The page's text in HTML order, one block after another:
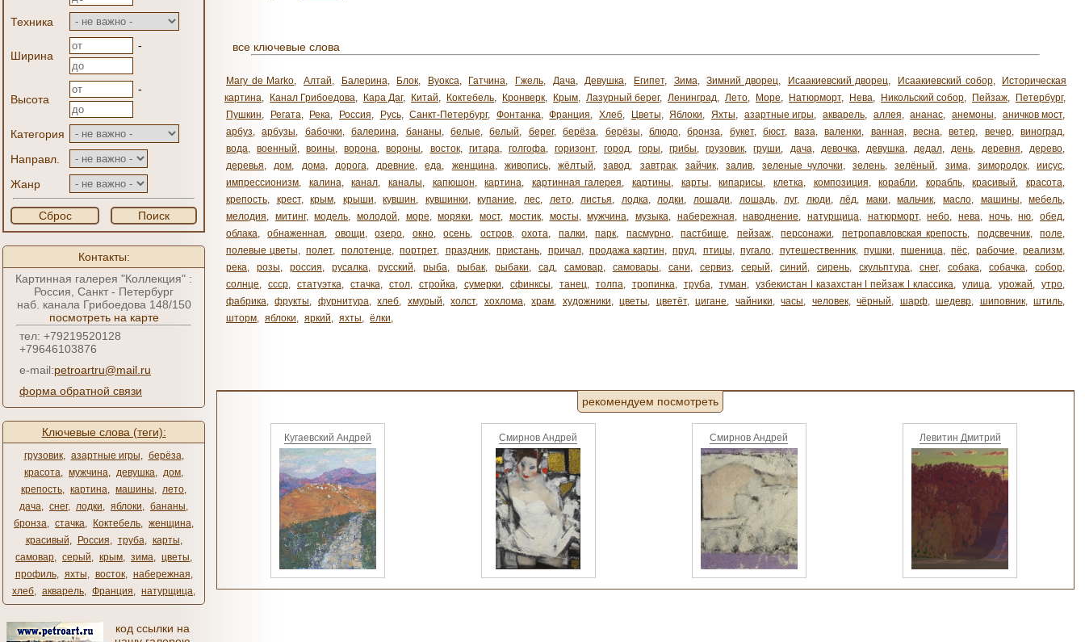
Техника
Ширина
-
Высота
-
Категория
Направл.
Жанр
Сброс Поиск
Контакты:
Картинная галерея "Коллекция" :
Россия, Санкт - Петербург
наб. канала Грибоедова 148/150
посмотреть на карте
тел: +79219520128
+79646103876
e-mail:petroartru@mail.ru
форма обратной связи
Ключевые слова (теги):
грузовик, азартные игры, берёза,
красота, мужчина, девушка, дом,
крепость, картина, машины, лето,
дача, снег, лодки, яблоки, бананы,
бронза, стачка, Коктебель, женщина,
красивый, Россия, труба, карты,
самовар, серый, крым, зима, цветы,
профиль, яхты, восток, набережная,
хлеб, акварель, Франция, натурщица,
код ссылки на
все ключевые слова
Mary de Marko, Алтай, Балерина, Блок, Вуокса, Гатчина, Гжель, Дача, Девушка, Египет, Зима, Зимний дворец, Исаакиевский дворец, Исаакиевский собор,
Историческая
картина, Канал Грибоедова, Кара Даг, Китай, Коктебель, Кронверк, Крым, Лазурный берег, Ленинград, Лето, Море, Натюрморт, Нева, Никольский собор, Пейзаж, Петербург,
Пушкин, Регата, Река, Россия, Русь, Санкт-Петербург, Фонтанка, Франция, Хлеб, Цветы, Яблоки, Яхты, азартные игры, акварель, аллея, ананас, анемоны, аничков мост,
арбуз, арбузы, бабочки, балерина, бананы, белые, белый, берег, берёза, берёзы, блюдо, бронза, букет, бюст, ваза, валенки, ванная, весна, ветер, вечер, виноград,
вода, военный, воины, ворона, вороны, восток, гитара, голгофа, горизонт, город, горы, грибы, грузовик, груши, дача, девочка, девушка, дедал, день, деревня, дерево,
деревья, дом, дома, дорога, древние, еда, женщина, живопись, жёлтый, завод, завтрак, зайчик, залив, зеленые чулочки, зелень, зелёный, зима, зимородок, иисус,
импрессионизм, калина, канал, каналы, капюшон, картина, картинная галерея, картины, карты, кипарисы, клетка, композиция, корабли, корабль, красивый, красота,
крепость, крест, крым, крыши, кувшин, кувшинки, купание, лес, лето, листья, лодка, лодки, лошади, лошадь, луг, люди, лёд, маки, мальчик, масло, машины, мебель,
мелодия, митинг, модель, молодой, море, моряки, мост, мостик, мосты, мужчина, музыка, набережная, наводнение, натурщица, натюрморт, небо, нева, ночь, ню, обед,
облака, обнаженная, овощи, озеро, окно, осень, остров, охота, палки, парк, пасмурно, пастбище, пейзаж, персонажи, петропавловская крепость, подсвечник, поле,
полевые цветы, полет, полотенце, портрет, праздник, пристань, причал, продажа картин, пруд, птицы, пугало, путешественник, пушки, пшеница, пёс, рабочие, реализм,
река, розы, россия, русалка, русский, рыба, рыбак, рыбаки, сад, самовар, самовары, сани, сервиз, серый, синий, сирень, скульптура, снег, собака, собачка, собор,
солнце, ссср, статуэтка, стачка, стол, стройка, сумерки, сфинксы, танец, толпа, тропинка, труба, туман, узбекистан ǀ казахстан ǀ пейзаж ǀ классика, улица, урожай, утро,
фабрика, фрукты, фурнитура, хлеб, хмурый, холст, хохлома, храм, художники, цветы, цветёт, цигане, чайники, часы, человек, чёрный, шарф, шедевр, шиповник, штиль,
шторм, яблоки, яркий, яхты, ёлки,
рекомендуем посмотреть
Кугаевский Андрей Смирнов Андрей Смирнов Андрей Левитин Дмитрий